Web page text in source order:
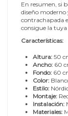
En resumen, si
diseño
contrachapada
consigue la
Características:
Altura: 50
Ancho: 60
Fondo: 60
Color:
Estilo:
Montaje:
Instalación:
Materiales: